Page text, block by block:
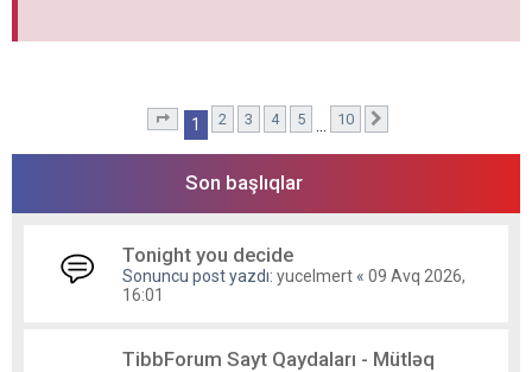
. səhifə (Cəmi10 səhifə)
1 2 3 4 5 10
Son başlıqlar
Tonight you decide
Sonuncu post yazdı: yucelmert « 09 Avq 2026,
16:01
TibbForum Sayt Qaydaları - Mütləq